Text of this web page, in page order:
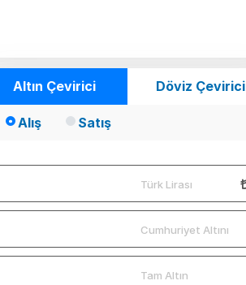
Altın Çevirici Döviz Çevirici
Alış Satış
Türk Lirası
Cumhuriyet Altını
Tam Altın